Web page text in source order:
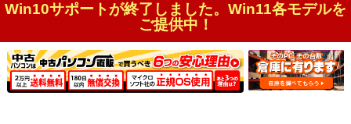
Win10サポートが終了しました。Win11各モデルを
ご提供中！